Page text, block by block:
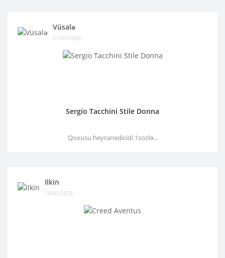
Vüsalə
27/01/2026
Sergio Tacchini Stile Donna
Qoxusu heyranedicidi 1sozlə...
Ilkin
18/01/2026